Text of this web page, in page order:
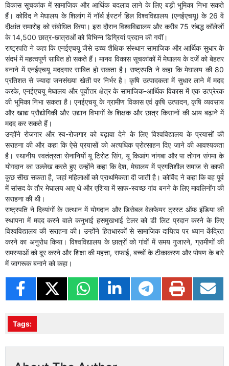
विकास सूचकांक में सामाजिक और आर्थिक बदलाव लाने के लिए बड़ी भूमिका निभा सकते
हैं। कोविंद ने मेघालय के शिलांग में नॉर्थ ईस्टर्न हिल विश्‍वविद्यालय (एनईएचयू) के 26 वें
दीक्षांत समारोह को संबोधित किया। इस दौरान विश्‍वविद्यालय और करीब 75 संबद्ध कॉलेजों
के 14,500 छात्र-छात्राओं को विभिन्न डिग्रियां प्रदान की गयीं।
राष्ट्रपति ने कहा कि एनईएचयू जैसे उच्च शैक्षिक संस्थान सामाजिक और आर्थिक सुधार के
संदर्भ में महत्वपूर्ण साबित हो सकते हैं। मानव विकास सूचकांकों में मेघालय के दर्जे को बेहतर
बनाने में एनईएचयू मददगार साबित हो सकता है। राष्ट्रपति ने कहा कि मेघालय की 80
प्रतिशत से ज्यादा जनसंख्या खेती पर निर्भर है। कृषि उत्पादकता में सुधार लाने में मदद
करके, एनईएचयू मेघालय और पूर्वोत्तर क्षेत्र के सामाजिक-आर्थिक विकास में एक उत्प्रेरक
की भूमिका निभा सकता है। एनईएचयू के ग्रामीण विकास एवं कृषि उत्पादन, कृषि व्यवसाय
और खाद्य प्रौद्योगिकी और उद्यान विभागों के शिक्षक और छात्र किसानों की आय बढ़ाने में
मदद कर सकते हैं।
उन्होंने रोजगार और स्व-रोजगार को बढ़ावा देने के लिए विश्‍वविद्यालय के प्रयासों की
सराहना की और कहा कि ऐसे प्रयासों को अत्यधिक प्रोत्साहन दिए जाने की आवश्यकता
है। स्थानीय स्वतंत्रता सेनानियों यू टिरोट सिंग, यू किआंग नांगबा और पा तोगन संगमा के
योगदान का उल्लेख करते हुए उन्होंने कहा कि देश, मेघालय में प्रगतिशील समाज से काफी
कुछ सीख सकता है, जहां महिलाओं को प्राथमिकता दी जाती है। कोविंद ने कहा कि वह पूर्व
में सांसद के तौर मेघालय आए थे और एशिया में साफ-स्वच्छ गांव बनने के लिए मावलिनोंग की
सराहना की थी।
राष्ट्रपति ने दिव्यांगों के उत्थान में योगदान और डिसेबल वेलफेयर ट्रस्ट ऑफ इंडिया की
स्थापना में मदद करने वाले कनुभाई हसमुखभाई टेलर को डी लिट प्रदान करने के लिए
विश्‍वविद्यालय की सराहना की। उन्होंने हितधारकों से सामाजिक दायित्व पर ध्यान केंद्रित
करने का अनुरोध किया। विश्‍वविद्यालय के छात्रों को गांवों में समय गुजारने, ग्रामीणों की
समस्याओं को दूर करने और शिक्षा की महत्ता, सफाई, बच्चों के टीकाकरण और पोषण के बारे
में जागरूक बनाने को कहा।
Tags: